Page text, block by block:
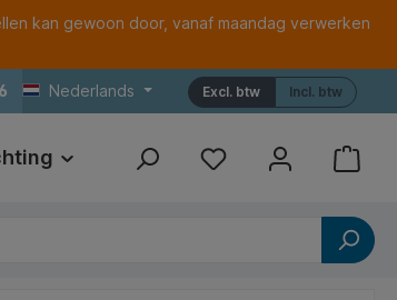
kan gewoon door, vanaf maandag verwerken
Nederlands Incl. btw
Excl. btw
Print Referenties